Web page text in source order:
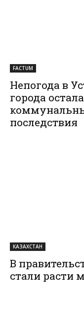
FACTUM
Непогода в
города
последствия
КАЗАХСТАН
В
стали расти